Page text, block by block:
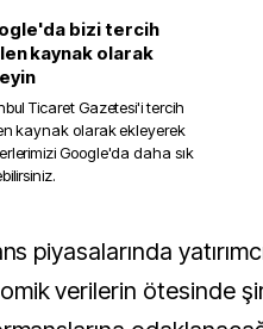
bizi tercih
kaynak olarak
Ticaret Gazetesi'i tercih
kaynak olarak ekleyerek
Google'da daha sık
verilerin ötesinde